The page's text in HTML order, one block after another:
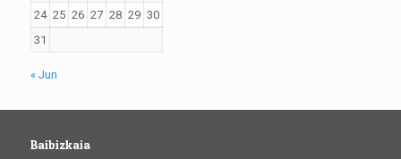
24 25 26 27 28 29 30
31
« Jun
Baibizkaia